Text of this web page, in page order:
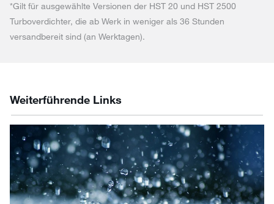
*Gilt für ausgewählte Versionen der HST 20 und HST 2500
Turboverdichter, die ab Werk in weniger als 36 Stunden
versandbereit sind (an Werktagen).
Weiterführende Links